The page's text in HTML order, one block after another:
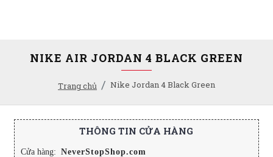
Trang chủ Nike Jordan 4 Black Green
NIKE AIR JORDAN 4 BLACK GREEN
THÔNG TIN CỬA HÀNG
Cửa hàng: NeverStopShop.com